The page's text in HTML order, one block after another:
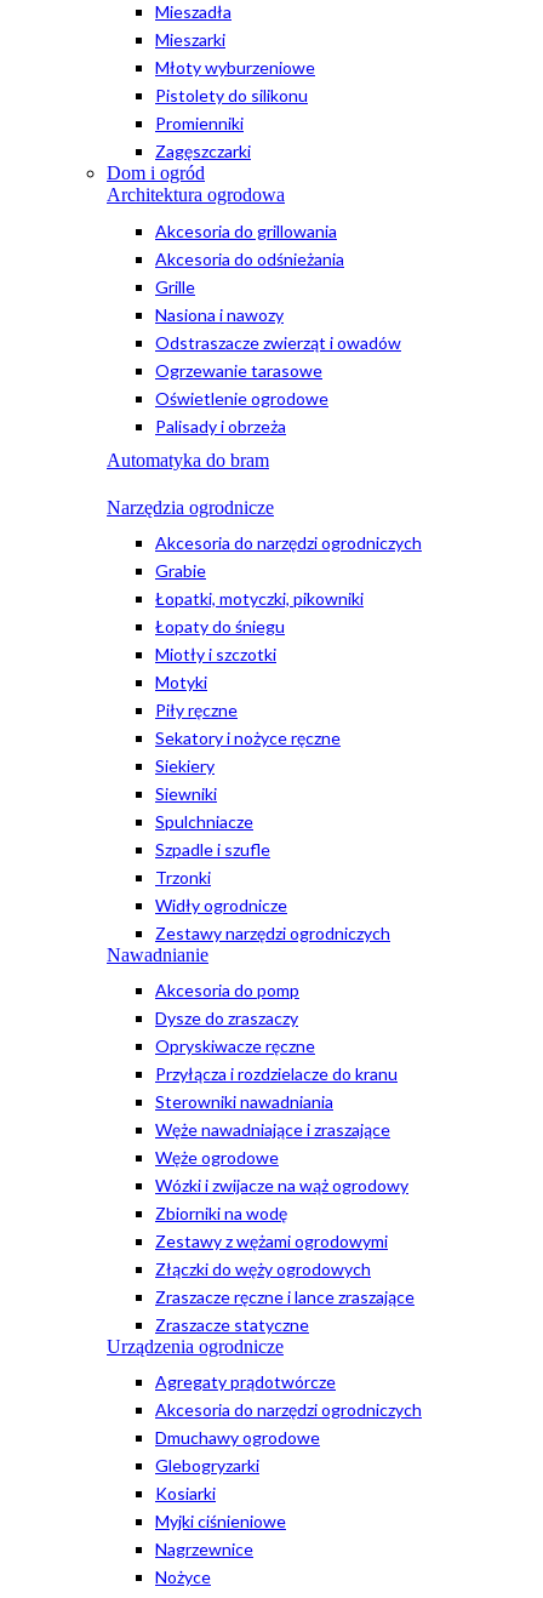
Mieszadła
Mieszarki
Młoty wyburzeniowe
Pistolety do silikonu
Promienniki
Zagęszczarki
Dom i ogród
Architektura ogrodowa
Akcesoria do grillowania
Akcesoria do odśnieżania
Grille
Nasiona i nawozy
Odstraszacze zwierząt i owadów
Ogrzewanie tarasowe
Oświetlenie ogrodowe
Palisady i obrzeża
Automatyka do bram
Narzędzia ogrodnicze
Akcesoria do narzędzi ogrodniczych
Grabie
Łopatki, motyczki, pikowniki
Łopaty do śniegu
Miotły i szczotki
Motyki
Piły ręczne
Sekatory i nożyce ręczne
Siekiery
Siewniki
Spulchniacze
Szpadle i szufle
Trzonki
Widły ogrodnicze
Zestawy narzędzi ogrodniczych
Nawadnianie
Akcesoria do pomp
Dysze do zraszaczy
Opryskiwacze ręczne
Przyłącza i rozdzielacze do kranu
Sterowniki nawadniania
Węże nawadniające i zraszające
Węże ogrodowe
Wózki i zwijacze na wąż ogrodowy
Zbiorniki na wodę
Zestawy z wężami ogrodowymi
Złączki do węży ogrodowych
Zraszacze ręczne i lance zraszające
Zraszacze statyczne
Urządzenia ogrodnicze
Agregaty prądotwórcze
Akcesoria do narzędzi ogrodniczych
Dmuchawy ogrodowe
Glebogryzarki
Kosiarki
Myjki ciśnieniowe
Nagrzewnice
Nożyce